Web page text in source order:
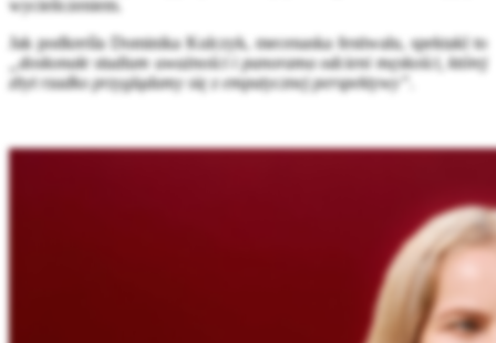
wycieńczeniem.
Jak podkreśla Dominika Kulczyk, mecenaska festiwalu, spektakl to
„doskonałe studium uważności i panorama odcieni męskości, której
zbyt rzadko przyglądamy się z empatycznej perspektywy”